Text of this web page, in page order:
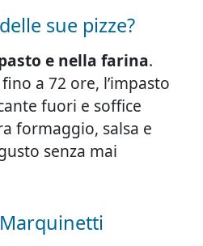
sue pizze?
e nella farina.
a 72 ore, l’impasto
fuori e soffice
formaggio, salsa e
senza mai